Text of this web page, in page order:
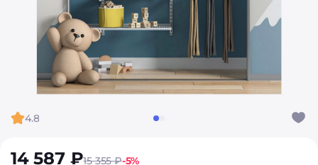
4.8
14 587 ₽15 355 ₽-5%